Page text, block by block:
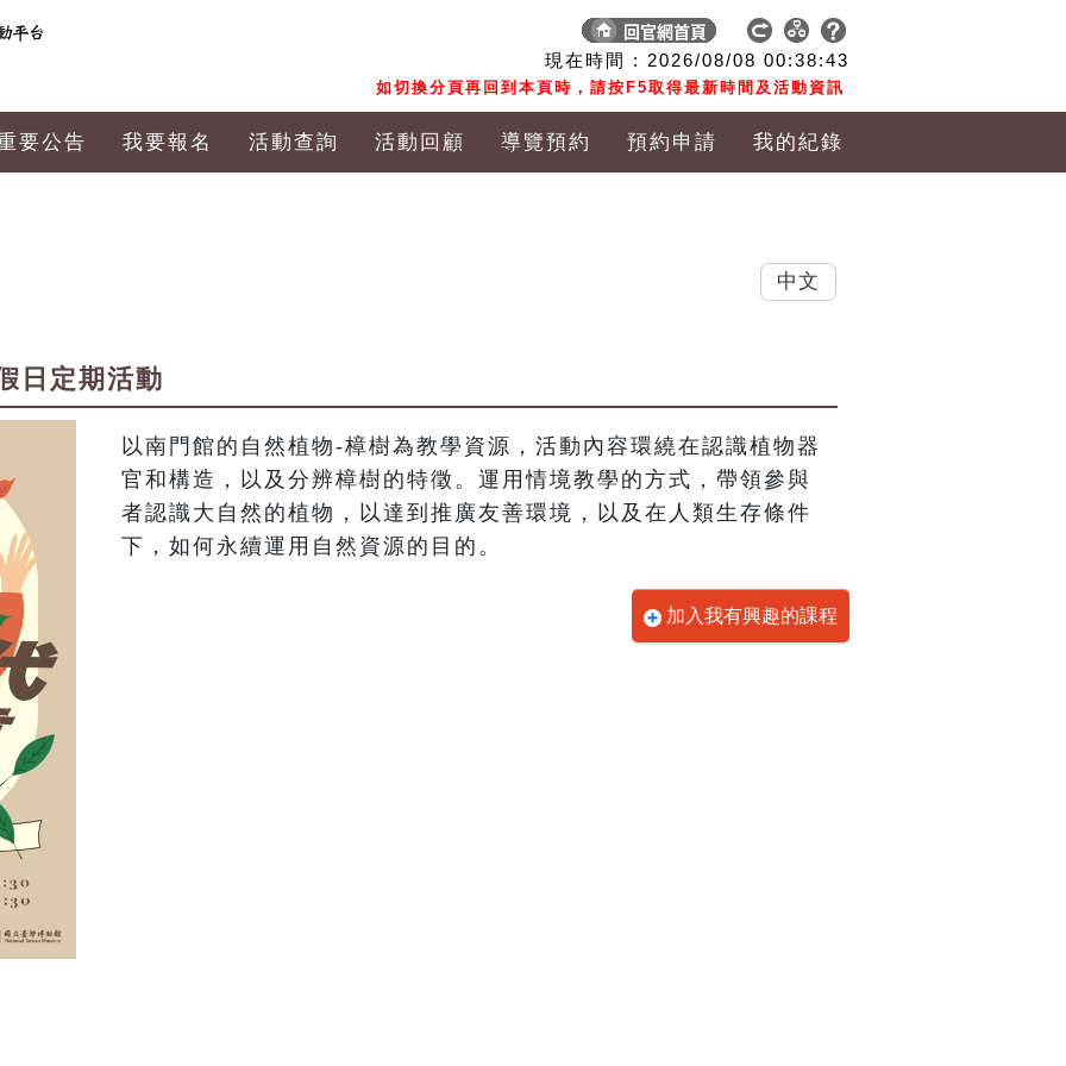
現在時間 : 2026/08/08 00:38:44
如切換分頁再回到本頁時，請按F5取得最新時間及活動資訊
要公告 我要報名 活動查詢 活動回顧 導覽預約 預約申請 我的紀錄
日定期活動
以南門館的自然植物-樟樹為教學資源，活動內容環繞在認識植物器
官和構造，以及分辨樟樹的特徵。運用情境教學的方式，帶領參與
者認識大自然的植物，以達到推廣友善環境，以及在人類生存條件
下，如何永續運用自然資源的目的。
加入我有興趣的課程